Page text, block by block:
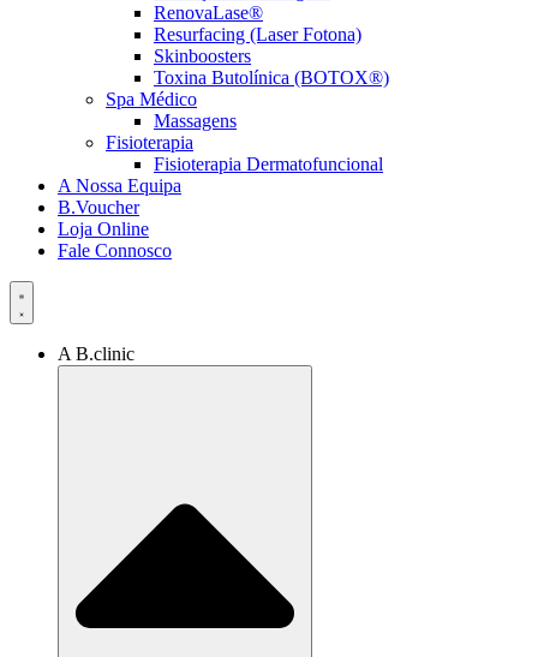
RenovaLase®
Resurfacing (Laser Fotona)
Skinboosters
Toxina Butolínica (BOTOX®)
Spa Médico
Massagens
Fisioterapia
Fisioterapia Dermatofuncional
A Nossa Equipa
B.Voucher
Loja Online
Fale Connosco
A B.clinic